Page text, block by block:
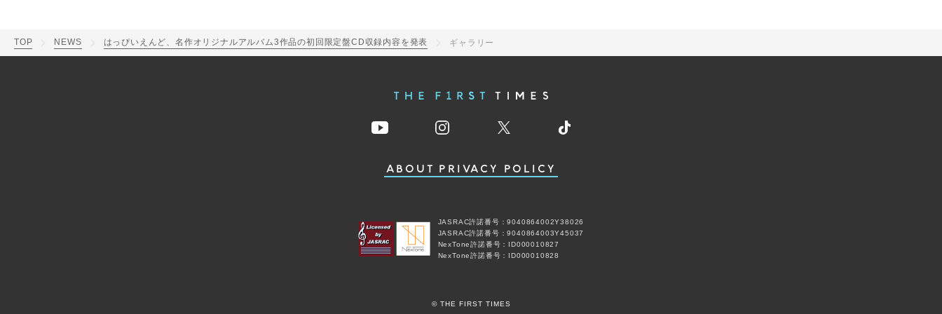
TOP NEWS はっぴいえんど、名作オリジナルアルバム3作品の初回限定盤CD収録内容を発表 ギャラリー
ABOUT PRIVACY POLICY
JASRAC許諾番号：9040864002Y38026
JASRAC許諾番号：9040864003Y45037
NexTone許諾番号：ID000010827
NexTone許諾番号：ID000010828
© THE FIRST TIMES